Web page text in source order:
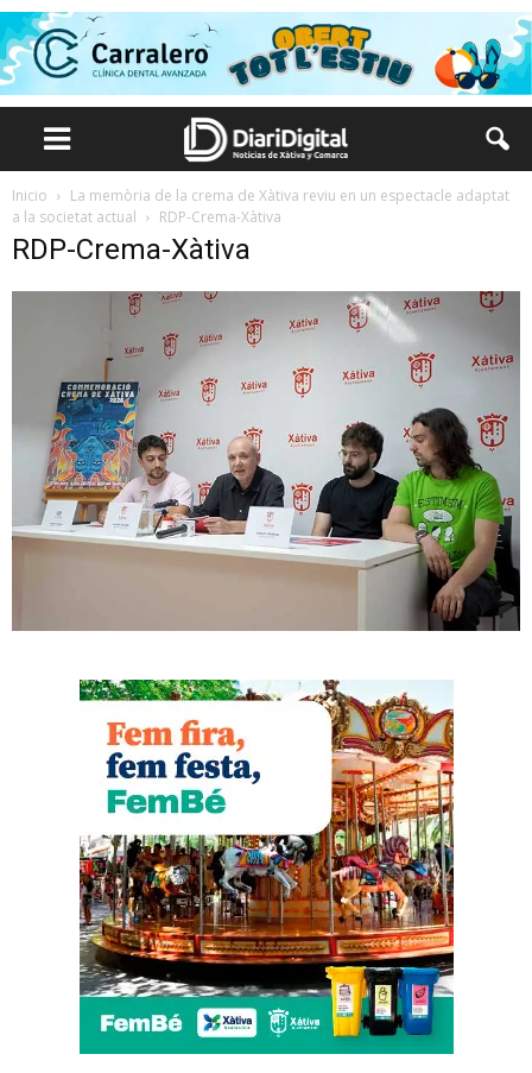
Inicio
La memòria de la crema de Xàtiva reviu en un espectacle adaptat
a la societat actual
RDP-Crema-Xàtiva
RDP-Crema-Xàtiva